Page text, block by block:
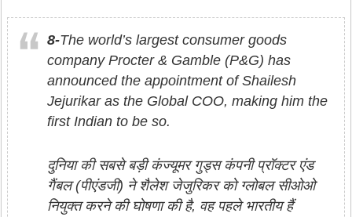
8-The world’s largest consumer goods
company Procter & Gamble (P&G) has
announced the appointment of Shailesh
Jejurikar as the Global COO, making him the
first Indian to be so.
दुनिया की सबसे बड़ी कंज्यूमर गुड्स कंपनी प्रॉक्टर एंड
गैंबल (पीएंडजी) ने शैलेश जेजुरिकर को ग्लोबल सीओओ
नियुक्त करने की घोषणा की है, वह पहले भारतीय हैं